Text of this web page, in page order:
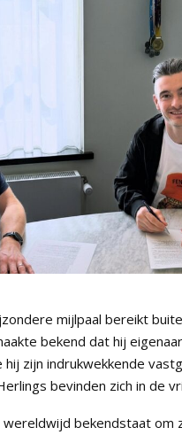
mijlpaal bereikt
bekend dat hij
hij zijn indrukwekkende
bevinden zich in de
bekendstaat om